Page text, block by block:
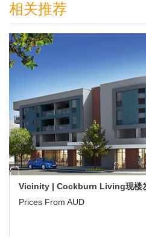
相关推荐
Prices From AUD